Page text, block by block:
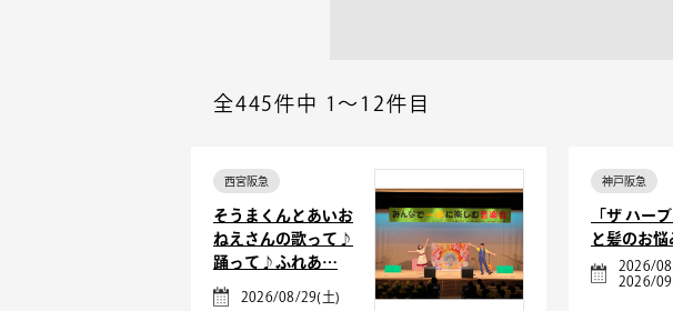
全445件中 1～12件目
西宮阪急
そうまくんとあいお
ねえさんの歌って♪
踊って♪ふれあ…
2026/08/29(土)
神戸阪急
「ザ ハー
と髪のお
2026/
2026/